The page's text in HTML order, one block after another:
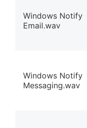
Windows Notify
Email.wav
Windows Notify
Messaging.wav